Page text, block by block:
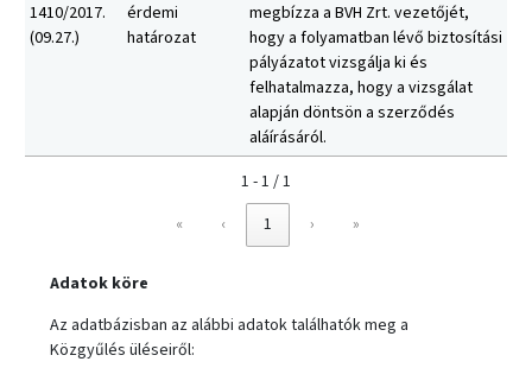
1410/2017.
(09.27.)
érdemi
határozat
megbízza a BVH Zrt. vezetőjét,
hogy a folyamatban lévő biztosítási
pályázatot vizsgálja ki és
felhatalmazza, hogy a vizsgálat
alapján döntsön a szerződés
aláírásáról.
1 - 1 / 1
«
‹ 1 › »
Adatok köre
Az adatbázisban az alábbi adatok találhatók meg a
Közgyűlés üléseiről: